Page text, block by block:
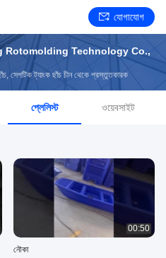
যোগাযোগ
Rotomolding Technology Co.,
সেপটিক ট্যাংক ছাঁচ চীন থেকে প্রস্তুতকারক
প্লেলিস্ট ওয়েবসাইট
00:50
নৌকা